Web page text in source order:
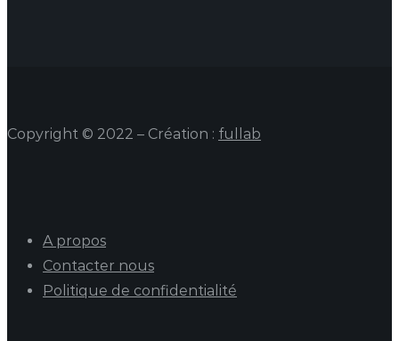
Copyright © 2022 – Création : fullab
A propos
Contacter nous
Politique de confidentialité